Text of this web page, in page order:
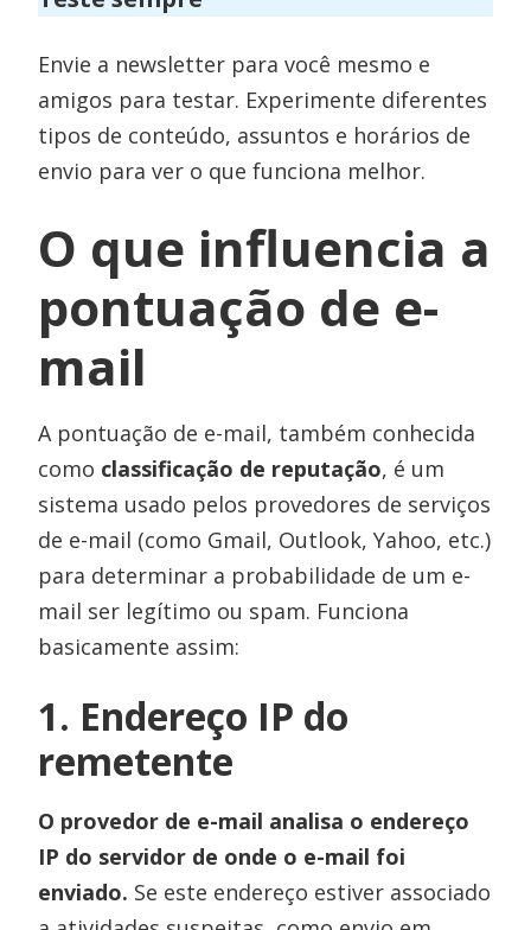
Envie a newsletter para você mesmo e
amigos para testar. Experimente diferentes
tipos de conteúdo, assuntos e horários de
envio para ver o que funciona melhor.
O que influencia a
pontuação de e-
mail
A pontuação de e-mail, também conhecida
como classificação de reputação, é um
sistema usado pelos provedores de serviços
de e-mail (como Gmail, Outlook, Yahoo, etc.)
para determinar a probabilidade de um e-
mail ser legítimo ou spam. Funciona
basicamente assim:
1. Endereço IP do
remetente
O provedor de e-mail analisa o endereço
IP do servidor de onde o e-mail foi
enviado. Se este endereço estiver associado